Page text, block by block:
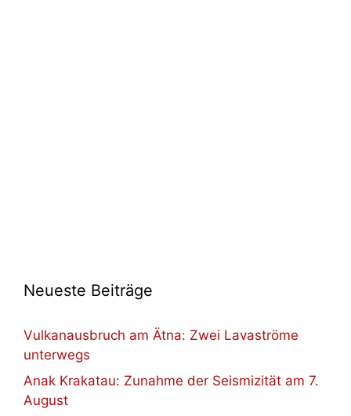
Neueste Beiträge
Vulkanausbruch am Ätna: Zwei Lavaströme
unterwegs
Anak Krakatau: Zunahme der Seismizität am 7.
August